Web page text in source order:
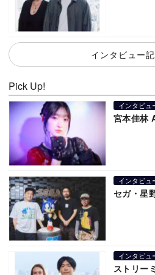
インタビュー
Pick Up!
インタビュ
宮本佳林
インタビュ
セガ・星
インタビュ
ストリー